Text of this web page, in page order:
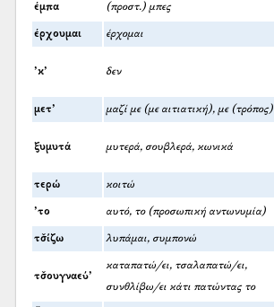
έμπα (προστ.) μπες
έρχουμαι έρχομαι
’κ’ δεν
μετ’ μαζί με (με αιτιατική), με (τρόπος)
ξυμυτά μυτερά, σουβλερά, κωνικά
τερώ κοιτώ
’το αυτό, το (προσωπική αντωνυμία)
τσ̌ίζω λυπάμαι, συμπονώ
τσ̌ουγναεύ’
καταπατώ/ει, τσαλαπατώ/ει,
συνθλίβω/ει κάτι πατώντας το